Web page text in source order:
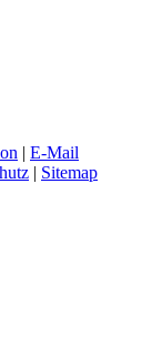
| E-Mail
| Sitemap